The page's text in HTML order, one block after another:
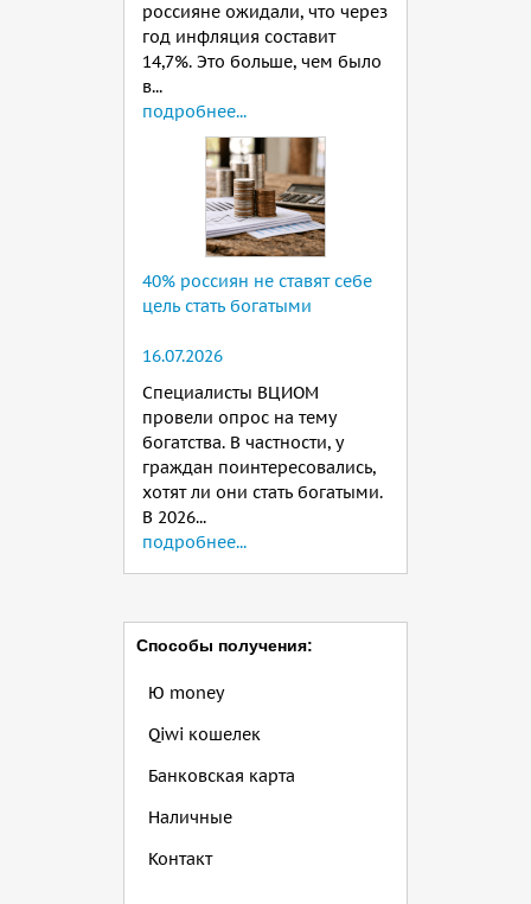
россияне ожидали, что через
год инфляция составит
14,7%. Это больше, чем было
в...
подробнее...
40% россиян не ставят себе
цель стать богатыми
16.07.2026
Специалисты ВЦИОМ
провели опрос на тему
богатства. В частности, у
граждан поинтересовались,
хотят ли они стать богатыми.
В 2026...
подробнее...
Способы получения:
Ю money
Qiwi кошелек
Банковская карта
Наличные
Контакт